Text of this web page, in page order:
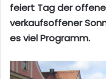
feiert Tag der
verkaufsoffener
es viel Programm.